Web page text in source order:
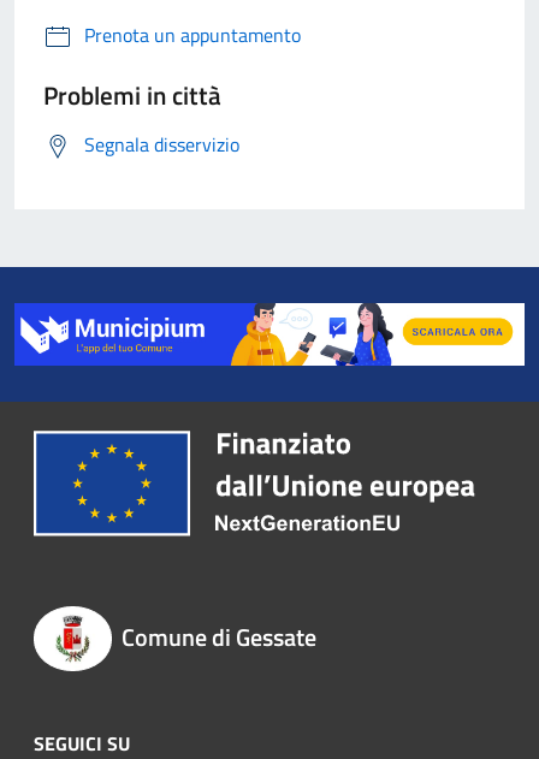
Prenota un appuntamento
Problemi in città
Segnala disservizio
Comune di Gessate
SEGUICI SU